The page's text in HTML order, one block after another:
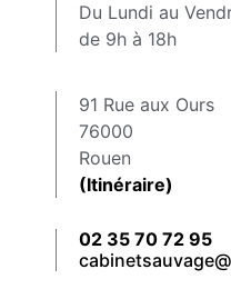
Du Lundi au
de 9h à 18h
91 Rue aux Ours
76000
Rouen
(Itinéraire)
02 35 70 72 95